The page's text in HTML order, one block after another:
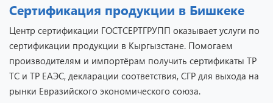
Сертификация продукции в Бишкеке
Центр сертификации ГОСТСЕРТГРУПП оказывает услуги по
сертификации продукции в Кыргызстане. Помогаем
производителям и импортёрам получить сертификаты ТР
ТС и ТР ЕАЭС, декларации соответствия, СГР для выхода на
рынки Евразийского экономического союза.